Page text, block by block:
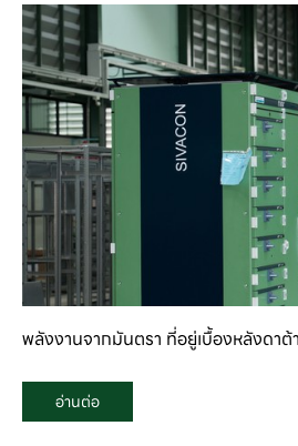
พลังงานจากมันตรา ที่อยู่เบื้องหลังดาต้
อ่านต่อ